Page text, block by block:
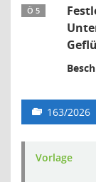
Ö 5
163/2026
Vorlage